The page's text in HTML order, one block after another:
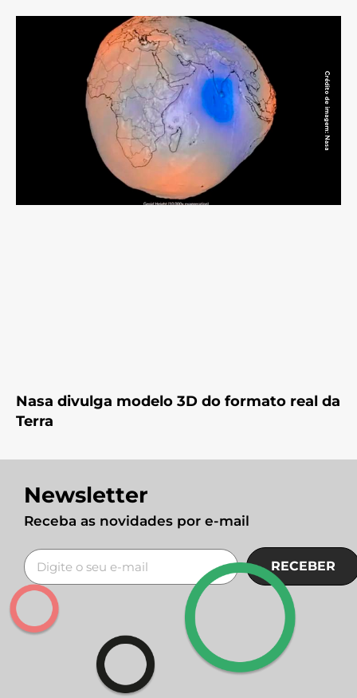
Nasa divulga modelo 3D do formato real da
Terra
Newsletter
Receba as novidades por e-mail
RECEBER